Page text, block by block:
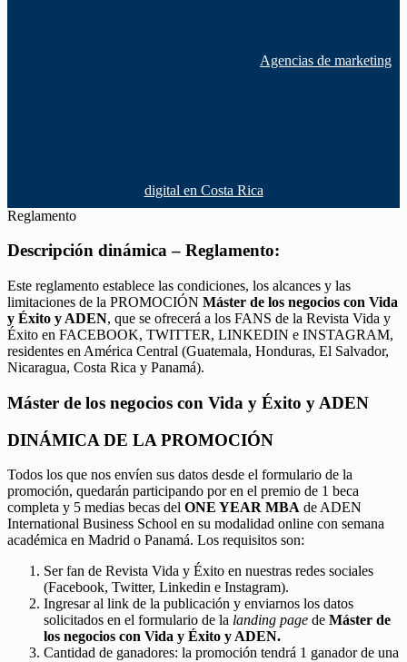
Agencias de marketing
digital en Costa Rica
Reglamento
Descripción dinámica – Reglamento:
Este reglamento establece las condiciones, los alcances y las
limitaciones de la PROMOCIÓN Máster de los negocios con Vida
y Éxito y ADEN, que se ofrecerá a los FANS de la Revista Vida y
Éxito en FACEBOOK, TWITTER, LINKEDIN e INSTAGRAM,
residentes en América Central (Guatemala, Honduras, El Salvador,
Nicaragua, Costa Rica y Panamá).
Máster de los negocios con Vida y Éxito y ADEN
DINÁMICA DE LA PROMOCIÓN
Todos los que nos envíen sus datos desde el formulario de la
promoción, quedarán participando por en el premio de 1 beca
completa y 5 medias becas del ONE YEAR MBA de ADEN
International Business School en su modalidad online con semana
académica en Madrid o Panamá. Los requisitos son:
Ser fan de Revista Vida y Éxito en nuestras redes sociales
(Facebook, Twitter, Linkedin e Instagram).
Ingresar al link de la publicación y enviarnos los datos
solicitados en el formulario de la landing page de Máster de
los negocios con Vida y Éxito y ADEN.
Cantidad de ganadores: la promoción tendrá 1 ganador de una